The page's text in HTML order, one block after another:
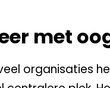
met
organisaties